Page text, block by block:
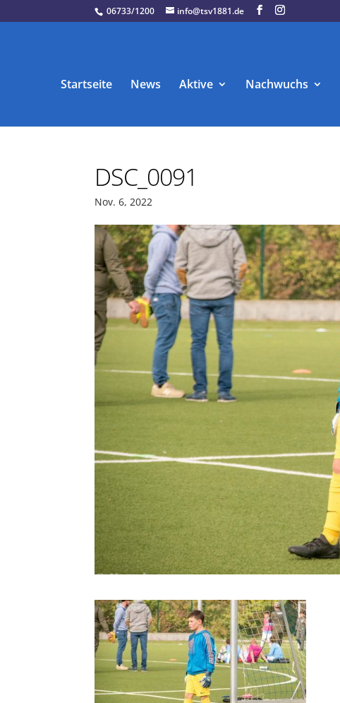
06733/1200 info@tsv1881.de
Startseite News Aktive Nachwuchs
DSC_0091
Nov. 6, 2022